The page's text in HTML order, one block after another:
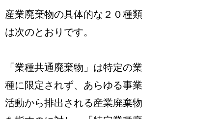
産業廃棄物の具体的な２０種類
は次のとおりです。
「業種共通廃棄物」は特定の業
種に限定されず、あらゆる事業
活動から排出される産業廃棄物